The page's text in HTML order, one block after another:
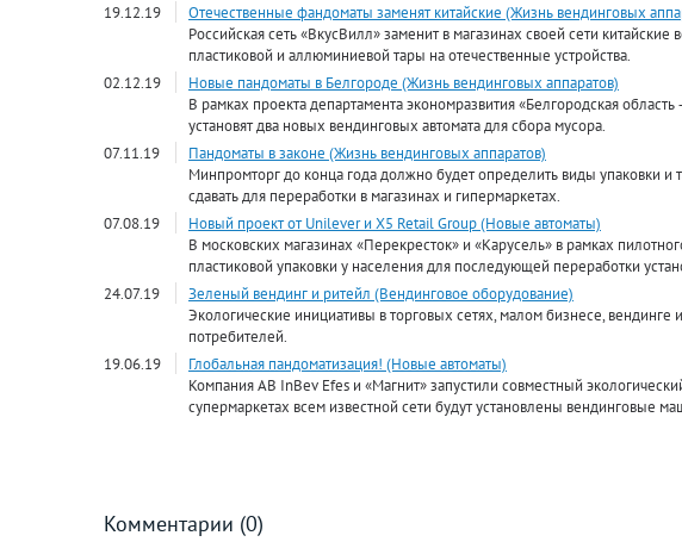
19.12.19
Отечественные фандоматы заменят китайские (Жизнь вендинговых
Российская сеть «ВкусВилл» заменит в магазинах своей сети
пластиковой и аллюминиевой тары на отечественные устройства.
02.12.19
Новые пандоматы в Белгороде (Жизнь вендинговых аппаратов)
В рамках проекта департамента экономразвития «Белгородская
установят два новых вендинговых автомата для сбора мусора.
07.11.19
Пандоматы в законе (Жизнь вендинговых аппаратов)
Минпромторг до конца года должно будет определить виды упаковки
сдавать для переработки в магазинах и гипермаркетах.
07.08.19
Новый проект от Unilever и X5 Retail Group (Новые автоматы)
В московских магазинах «Перекресток» и «Карусель» в рамках
пластиковой упаковки у населения для последующей переработки
24.07.19
Зеленый вендинг и ритейл (Вендинговое оборудование)
Экологические инициативы в торговых сетях, малом бизнесе,
потребителей.
19.06.19
Глобальная пандоматизация! (Новые автоматы)
Компания AB InBev Efes и «Магнит» запустили совместный
супермаркетах всем известной сети будут установлены вендинговые
Комментарии (0)